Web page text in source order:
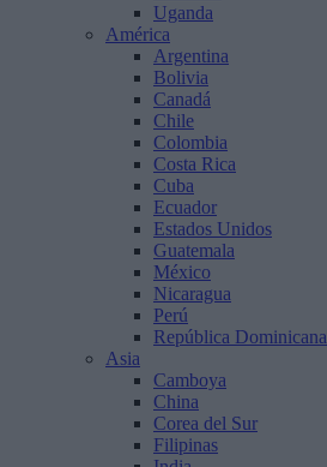
Uganda
América
Argentina
Bolivia
Canadá
Chile
Colombia
Costa Rica
Cuba
Ecuador
Estados Unidos
Guatemala
México
Nicaragua
Perú
República Dominicana
Asia
Camboya
China
Corea del Sur
Filipinas